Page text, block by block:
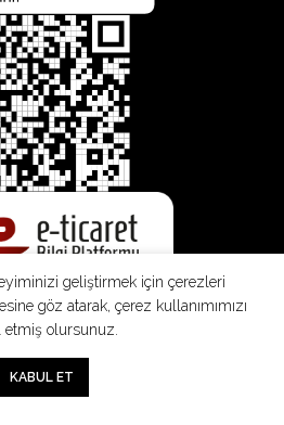
geliştirmek için çerezleri
göz atarak, çerez kullanımımızı
etmiş olursunuz.
KABUL ET
Sepet